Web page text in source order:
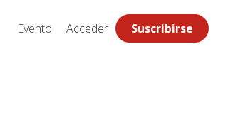
Evento Acceder Suscribirse